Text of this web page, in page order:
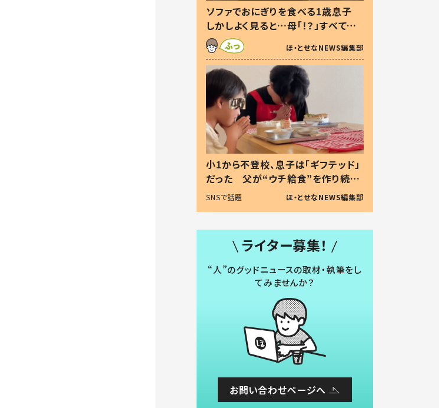
ソファでおにぎりを食べる1歳息子
しかしよく見ると…母「！？」すべてを
察した母の投稿に「可愛いから許
す！」「現行犯〜」
ほ・とせなNEWS編集部
小1から不登校、息子は「ギフテッド」
だった 父が“ウチ給食”を作り続け
る理由とは #令和の親 #令和の子
SNSで話題 ほ・とせなNEWS編集部
ライター募集！
“人”のグッドニュースの取材・執筆をし
てみませんか？
お問い合わせページへ